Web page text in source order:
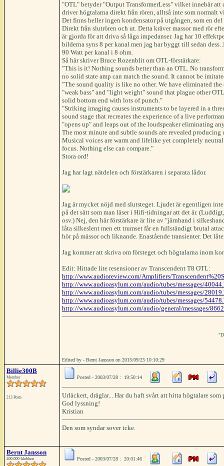
"OTL" betyder "Output TransformerLess" vilket innebär att
driver högtalarna direkt från rören, alltså inte som normalt
Det finns heller ingen kondensator på utgången, som en del
Direkt från slutrören och ut. Detta kräver massor med rör
är gjorda för att driva så låga impedanser. Jag har 10
bilderna syns 8 per kanal men jag har byggt till sedan dess.
90 Watt per kanal i 8 ohm.
Så här skriver Bruce Rozenblit om OTL-förstärkare:
"This is it! Nothing sounds better than an OTL. No
no solid state amp can match the sound. It cannot be
"The sound quality is like no other. We have eliminated the
"weak bass" and "light weight" sound that plague other
solid bottom end with lots of punch."
"Striking imaging causes instruments to be layered in a
sound stage that recreates the experience of a live
"opens up" and leaps out of the loudspeaker eliminating
The most minute and subtle sounds are revealed producing
Musical voices are warm and lifelike yet completely
focus. Nothing else can compare."
Stora ord!
Jag har lagt nätdelen och förstärkaren i separata lådor.
Jag är mycket nöjd med slutsteget. Ljudet är egentligen
på det sätt som man läser i Hifi-tidningar att det är.
osv.) Nej, den här förstärkare är lite av "järnhand i
låta silkeslent men ett trumset får en fullständigt brutal
hör på mässor och liknande. Enastående transienter. Det
Jag kommer att skriva om försteget och högtalarna inom
Edit: Hittade lite resensioner av Transcendent T8 OTL:
http://www.audioreview.com/Amplifiers/
http://www.audioasylum.com/audio/tubes/messages/
http://www.audioasylum.com/audio/tubes/messages/
http://www.audioasylum.com/audio/tubes/messages/
http://www.audioasylum.com/audio/general/messages/
Edited by - Bernt Jansson on 2015/09/25 10:10:29
Billie300B
Member
213 Posts
Posted - 2003/07/28 : 19:50:14
Urläckert, dräglar... Har du haft svårt att hitta högtalare
God lyssning!
Kristian
Den som syndar sover icke.
Bernt Jansson
400.000-klubben Posted - 2003/07/28 : 20:01:46